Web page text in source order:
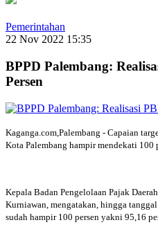
Pemerintahan
22 Nov 2022 15:35
BPPD Palembang:
Persen
Kaganga.com,Palembang - Capaian
Kota Palembang hampir mendekati 100
Kepala Badan Pengelolaan Pajak
Kurniawan, mengatakan, hingga
sudah hampir 100 persen yakni 95,16